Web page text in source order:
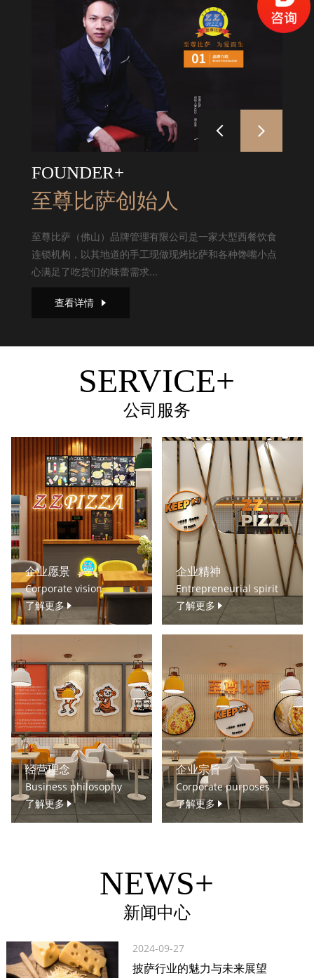
FOUNDER+
至尊比萨创始人
至尊比萨（佛山）品牌管理有限公司是一家大型西餐饮食
连锁机构，以其地道的手工现做现烤比萨和各种馋嘴小点
心满足了吃货们的味蕾需求...
查看详情
SERVICE+
公司服务
企业愿景
Corporate vision
了解更多
企业精神
Entrepreneurial spirit
了解更多
经营理念
Business philosophy
了解更多
企业宗旨
Corporate purposes
了解更多
NEWS+
新闻中心
2024-09-27
披萨行业的魅力与未来展望